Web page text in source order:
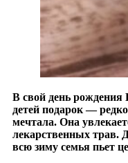
В свой день
детей подарок —
мечтала. Она
лекарственных трав.
всю зиму семья пьет